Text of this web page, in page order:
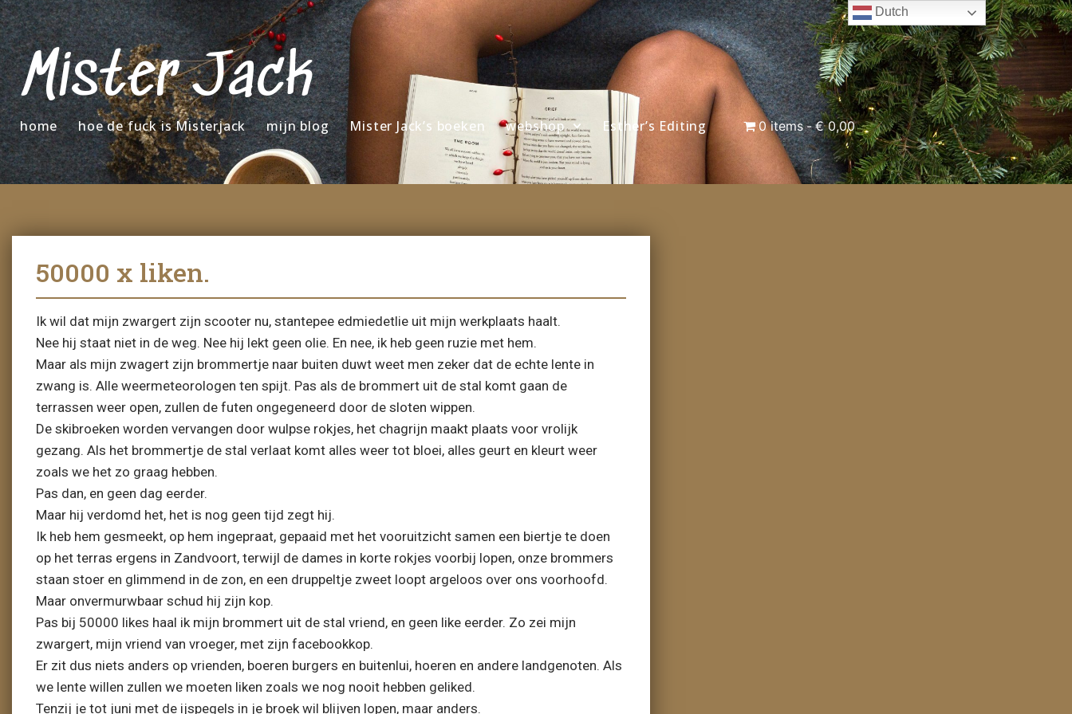
Mister Jack
home hoe de fuck is Misterjack mijn blog Mister Jack’s boeken webshop Esther’s Editing 0 items € 0,00
50000 x liken.
Ik wil dat mijn zwargert zijn scooter nu, stantepee edmiedetlie uit mijn werkplaats haalt.
Nee hij staat niet in de weg. Nee hij lekt geen olie. En nee, ik heb geen ruzie met hem.
Maar als mijn zwagert zijn brommertje naar buiten duwt weet men zeker dat de echte lente in
zwang is. Alle weermeteorologen ten spijt. Pas als de brommert uit de stal komt gaan de
terrassen weer open, zullen de futen ongegeneerd door de sloten wippen.
De skibroeken worden vervangen door wulpse rokjes, het chagrijn maakt plaats voor vrolijk
gezang. Als het brommertje de stal verlaat komt alles weer tot bloei, alles geurt en kleurt weer
zoals we het zo graag hebben.
Pas dan, en geen dag eerder.
Maar hij verdomd het, het is nog geen tijd zegt hij.
Ik heb hem gesmeekt, op hem ingepraat, gepaaid met het vooruitzicht samen een biertje te doen
op het terras ergens in Zandvoort, terwijl de dames in korte rokjes voorbij lopen, onze brommers
staan stoer en glimmend in de zon, en een druppeltje zweet loopt argeloos over ons voorhoofd.
Maar onvermurwbaar schud hij zijn kop.
Pas bij 50000 likes haal ik mijn brommert uit de stal vriend, en geen like eerder. Zo zei mijn
zwargert, mijn vriend van vroeger, met zijn facebookkop.
Er zit dus niets anders op vrienden, boeren burgers en buitenlui, hoeren en andere landgenoten. Als
we lente willen zullen we moeten liken zoals we nog nooit hebben geliked.
Tenzij je tot juni met de ijspegels in je broek wil blijven lopen, maar anders.
Dutch